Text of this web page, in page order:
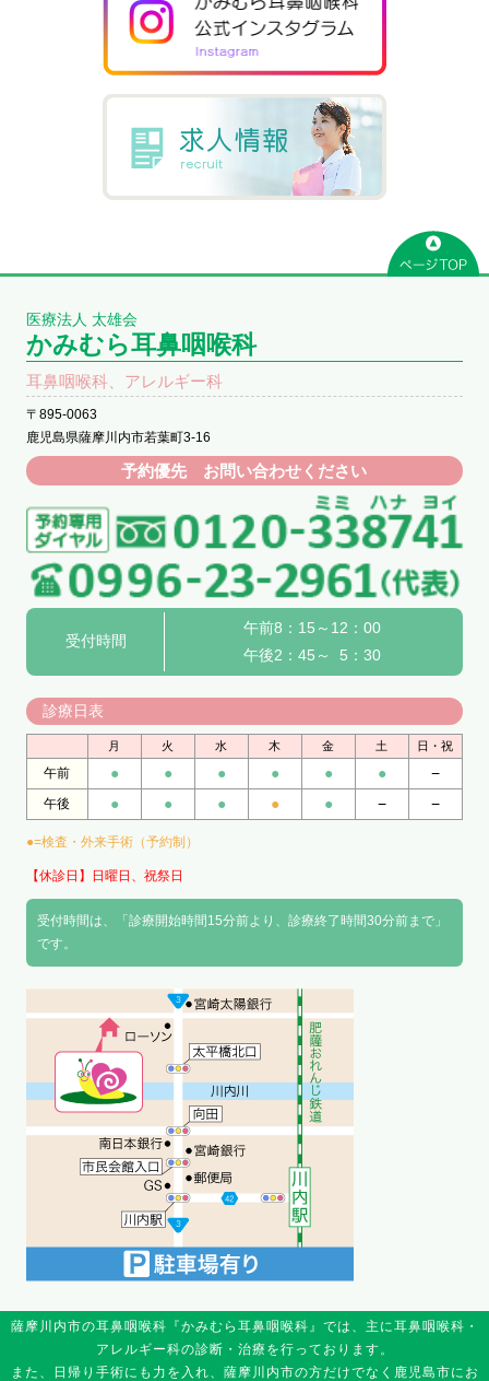
医療法人 太雄会
かみむら耳鼻咽喉科
耳鼻咽喉科、アレルギー科
〒895-0063
鹿児島県薩摩川内市若葉町3-16
予約優先 お問い合わせください
受付時間
午前8：15～12：00
午後2：45～ 5：30
診療日表
月 火 水 木 金 土 日・祝
午前 ● ● ● ● ● ● −
午後 ● ● ● ● ● − −
●=検査・外来手術（予約制）
【休診日】日曜日、祝祭日
受付時間は、「診療開始時間15分前より、診療終了時間30分前まで」
です。
薩摩川内市の耳鼻咽喉科『かみむら耳鼻咽喉科』では、主に耳鼻咽喉科・
アレルギー科の診断・治療を行っております。
また、日帰り手術にも力を入れ、薩摩川内市の方だけでなく鹿児島市にお